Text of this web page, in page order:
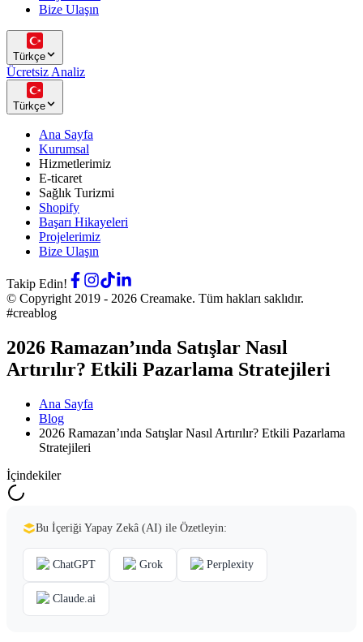
Bize Ulaşın
Türkçe
Ücretsiz Analiz
Türkçe
Ana Sayfa
Kurumsal
Hizmetlerimiz
E-ticaret
Sağlık Turizmi
Shopify
Başarı Hikayeleri
Projelerimiz
Bize Ulaşın
Takip Edin!
© Copyright 2019 - 2026 Creamake. Tüm hakları saklıdır.
#creablog
2026 Ramazan’ında Satışlar Nasıl
Artırılır? Etkili Pazarlama Stratejileri
Ana Sayfa
Blog
2026 Ramazan’ında Satışlar Nasıl Artırılır? Etkili Pazarlama
Stratejileri
İçindekiler
Bu İçeriği Yapay Zekâ (AI) ile Özetleyin:
ChatGPT Grok Perplexity
Claude.ai